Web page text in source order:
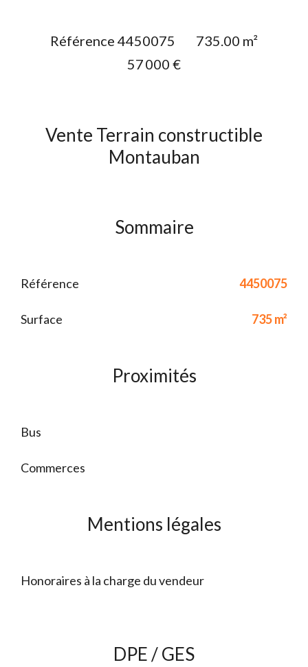
Référence 4450075 735.00 m²
57 000 €
Vente Terrain constructible
Montauban
Sommaire
Référence 4450075
Surface 735 m²
Proximités
Bus
Commerces
Mentions légales
Honoraires à la charge du vendeur
DPE / GES